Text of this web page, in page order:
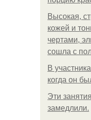
Высокая,
кожей и
чертами,
сошла с
В
когда он
Эти
замедлили.